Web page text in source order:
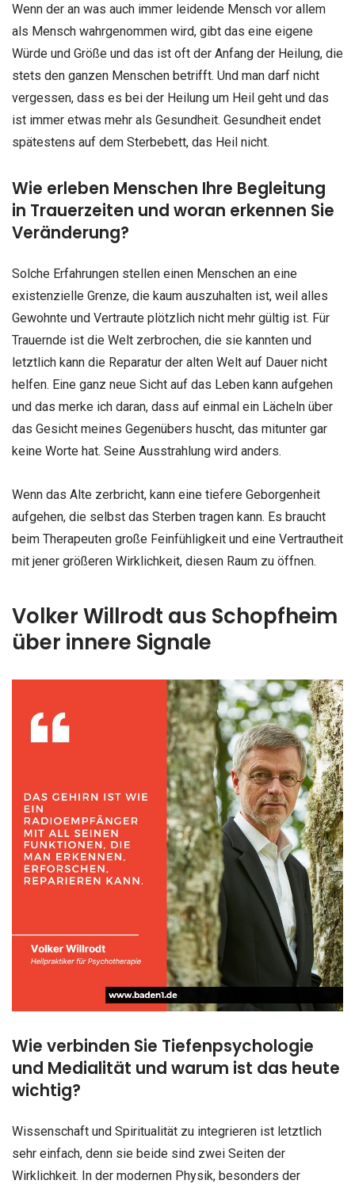
Wenn der an was auch immer leidende Mensch vor allem
als Mensch wahrgenommen wird, gibt das eine eigene
Würde und Größe und das ist oft der Anfang der Heilung, die
stets den ganzen Menschen betrifft. Und man darf nicht
vergessen, dass es bei der Heilung um Heil geht und das
ist immer etwas mehr als Gesundheit. Gesundheit endet
spätestens auf dem Sterbebett, das Heil nicht.
Wie erleben Menschen Ihre Begleitung
in Trauerzeiten und woran erkennen Sie
Veränderung?
Solche Erfahrungen stellen einen Menschen an eine
existenzielle Grenze, die kaum auszuhalten ist, weil alles
Gewohnte und Vertraute plötzlich nicht mehr gültig ist. Für
Trauernde ist die Welt zerbrochen, die sie kannten und
letztlich kann die Reparatur der alten Welt auf Dauer nicht
helfen. Eine ganz neue Sicht auf das Leben kann aufgehen
und das merke ich daran, dass auf einmal ein Lächeln über
das Gesicht meines Gegenübers huscht, das mitunter gar
keine Worte hat. Seine Ausstrahlung wird anders.
Wenn das Alte zerbricht, kann eine tiefere Geborgenheit
aufgehen, die selbst das Sterben tragen kann. Es braucht
beim Therapeuten große Feinfühligkeit und eine Vertrautheit
mit jener größeren Wirklichkeit, diesen Raum zu öffnen.
Volker Willrodt aus Schopfheim
über innere Signale
Wie verbinden Sie Tiefenpsychologie
und Medialität und warum ist das heute
wichtig?
Wissenschaft und Spiritualität zu integrieren ist letztlich
sehr einfach, denn sie beide sind zwei Seiten der
Wirklichkeit. In der modernen Physik, besonders der